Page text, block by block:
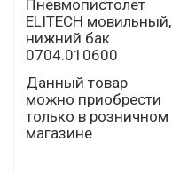
Пневмопистолет
ELITECH мовильный,
нижний бак
0704.010600
Данный товар
можно приобрести
только в розничном
магазине